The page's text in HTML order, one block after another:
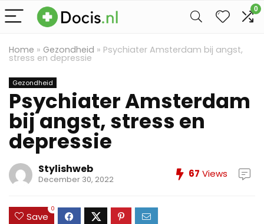
0
Home » Gezondheid » Psychiater Amsterdam bij angst,
stress en depressie
Gezondheid
Psychiater Amsterdam
bij angst, stress en
depressie
Stylishweb
December 30, 2022 67 Views
Save
0